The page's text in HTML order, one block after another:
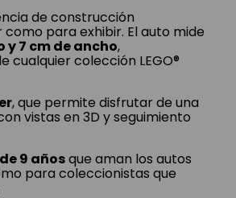
de construcción
para exhibir. El auto mide
y 7 cm de ancho,
cualquier colección LEGO®
, que permite disfrutar de una
vistas en 3D y seguimiento
9 añosque aman los autos
para coleccionistas que